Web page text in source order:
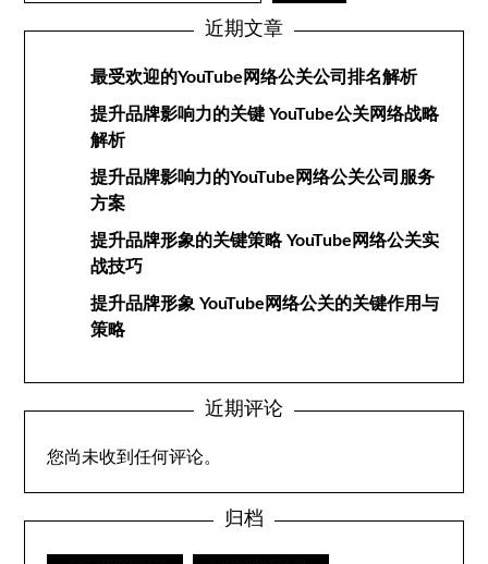
近期文章
最受欢迎的YouTube网络公关公司排名解析
提升品牌影响力的关键 YouTube公关网络战略
解析
提升品牌影响力的YouTube网络公关公司服务
方案
提升品牌形象的关键策略 YouTube网络公关实
战技巧
提升品牌形象 YouTube网络公关的关键作用与
策略
近期评论
您尚未收到任何评论。
归档